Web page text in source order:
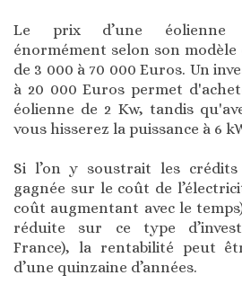
Le prix d’une éolienne
énormément selon son modèle
de 3 000 à 70 000 Euros. Un
à 20 000 Euros permet
éolienne de 2 Kw, tandis
vous hisserez la puissance à 6
Si l’on y soustrait les crédits
gagnée sur le coût de
coût augmentant avec le
réduite sur ce type
France), la rentabilité peut
d’une quinzaine d’années.